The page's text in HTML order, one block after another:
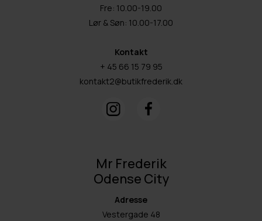
Fre: 10.00-19.00
Lør & Søn: 10.00-17.00
Kontakt
+ 45 66 15 79 95
kontakt2@butikfrederik.dk
Mr Frederik
Odense City
Adresse
Vestergade 48